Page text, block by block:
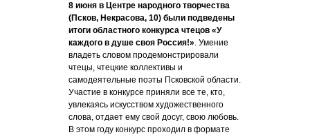
8 июня в Центре народного творчества
(Псков, Некрасова, 10) были подведены
итоги областного конкурса чтецов «У
каждого в душе своя Россия!». Умение
владеть словом продемонстрировали
чтецы, чтецкие коллективы и
самодеятельные поэты Псковской области.
Участие в конкурсе приняли все те, кто,
увлекаясь искусством художественного
слова, отдает ему свой досуг, свою любовь.
В этом году конкурс проходил в формате